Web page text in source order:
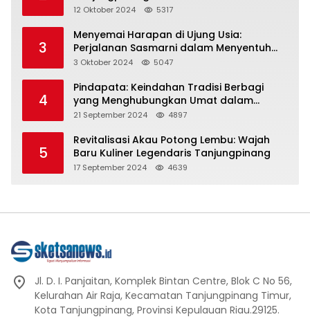
Representasi
12 Oktober 2024 5317
3
Menyemai Harapan di Ujung Usia:
Perjalanan Sasmarni dalam Menyentuh
Hati dan Jiwa
3 Oktober 2024 5047
4
Pindapata: Keindahan Tradisi Berbagi
yang Menghubungkan Umat dalam
Spiritualitas dan Kebersamaan dalam
21 September 2024 4897
5
Revitalisasi Akau Potong Lembu: Wajah
Baru Kuliner Legendaris Tanjungpinang
17 September 2024 4639
Jl. D. I. Panjaitan, Komplek Bintan Centre, Blok C No 56,
Kelurahan Air Raja, Kecamatan Tanjungpinang Timur,
Kota Tanjungpinang, Provinsi Kepulauan Riau.29125.